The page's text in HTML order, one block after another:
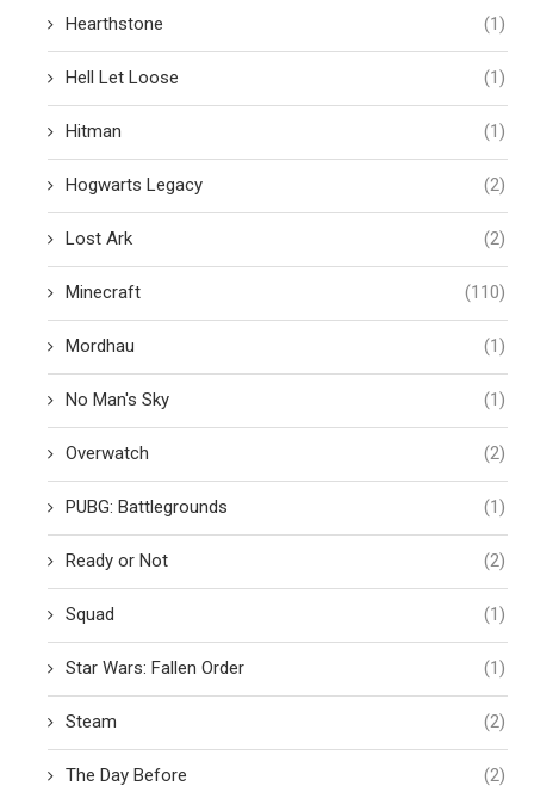
Hearthstone (1)
Hell Let Loose (1)
Hitman (1)
Hogwarts Legacy (2)
Lost Ark (2)
Minecraft (110)
Mordhau (1)
No Man's Sky (1)
Overwatch (2)
PUBG: Battlegrounds (1)
Ready or Not (2)
Squad (1)
Star Wars: Fallen Order (1)
Steam (2)
The Day Before (2)